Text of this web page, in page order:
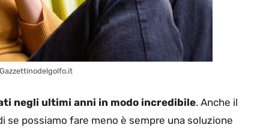
negli ultimi anni in modo incredibile. Anche il
se possiamo fare meno è sempre una soluzione